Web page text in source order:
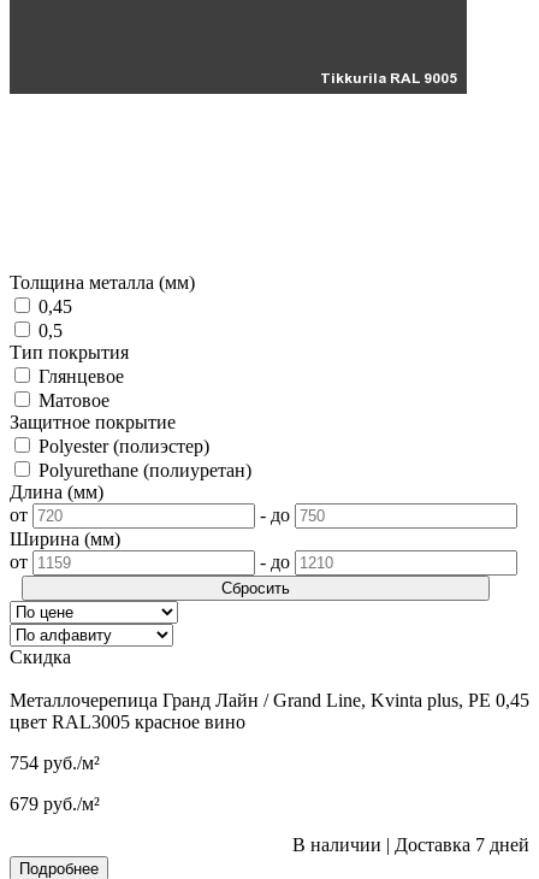
Толщина металла (мм)
0,45
0,5
Тип покрытия
Глянцевое
Матовое
Защитное покрытие
Polyester (полиэстер)
Polyurethane (полиуретан)
Длина (мм)
от
- до
Ширина (мм)
от
- до
Сбросить
Скидка
Металлочерепица Гранд Лайн / Grand Line, Kvinta plus, PE 0,45
цвет RAL3005 красное вино
754 руб./м²
679 руб./м²
В наличии | Доставка 7 дней
Подробнее